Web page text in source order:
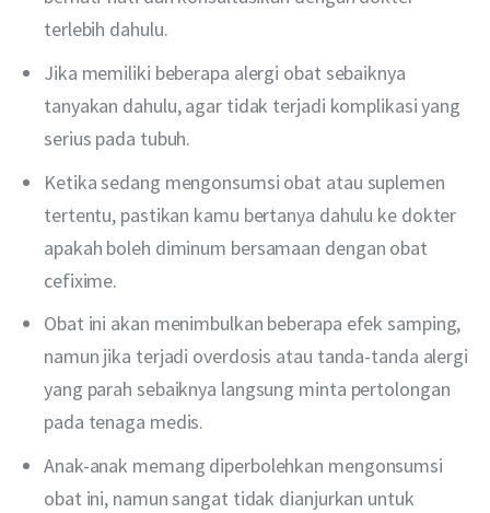
terlebih dahulu.
Jika memiliki beberapa alergi obat sebaiknya
tanyakan dahulu, agar tidak terjadi komplikasi yang
serius pada tubuh.
Ketika sedang mengonsumsi obat atau suplemen
tertentu, pastikan kamu bertanya dahulu ke dokter
apakah boleh diminum bersamaan dengan obat
cefixime.
Obat ini akan menimbulkan beberapa efek samping,
namun jika terjadi overdosis atau tanda-tanda alergi
yang parah sebaiknya langsung minta pertolongan
pada tenaga medis.
Anak-anak memang diperbolehkan mengonsumsi
obat ini, namun sangat tidak dianjurkan untuk